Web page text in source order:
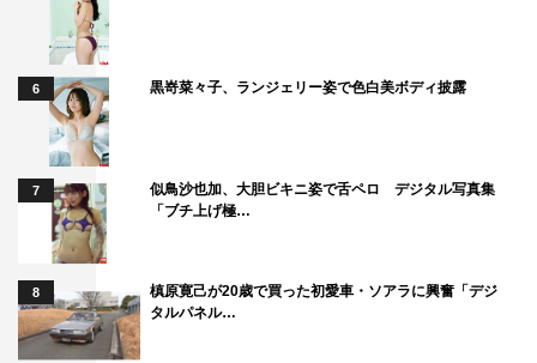
6 黒嵜菜々子、ランジェリー姿で色白美ボディ披露
7
似鳥沙也加、大胆ビキニ姿で舌ペロ デジタル写真集
「ブチ上げ極…
8
槙原寛己が20歳で買った初愛車・ソアラに興奮「デジ
タルパネル…